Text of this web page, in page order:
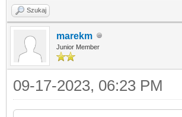
Szukaj
marekm
Junior Member
09-17-2023, 06:23 PM